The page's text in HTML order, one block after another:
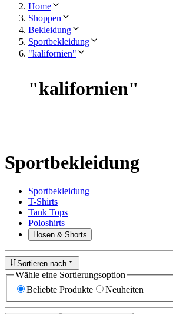
Home
Shoppen
Bekleidung
Sportbekleidung
"kalifornien"
"kalifornien"
Sportbekleidung
Sportbekleidung
T-Shirts
Tank Tops
Poloshirts
Hosen & Shorts
Sortieren nach
Wähle eine Sortierungsoption
Beliebte Produkte
Neuheiten